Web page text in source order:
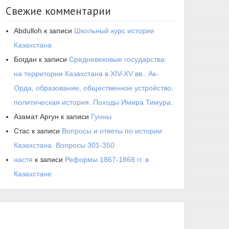
Свежие комментарии
Abdulloh к записи Школьный курс истории
Казахстана
Богдан к записи Средневековые государства
на территории Казахстана в XIV-XV вв.. Ак-
Орда, образование, общественное устройство,
политическая история. Походы Имира Тимура.
Азамат Аргун к записи Гунны
Стас к записи Вопросы и ответы по истории
Казахстана. Вопросы 301-350
настя к записи Реформы 1867-1868 гг. в
Казахстане